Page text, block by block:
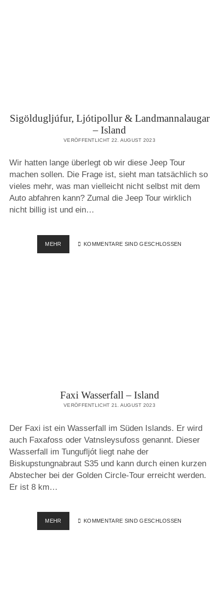
Sigöldugljúfur, Ljótipollur & Landmannalaugar
– Island
VERÖFFENTLICHT 22. AUGUST 2023
Wir hatten lange überlegt ob wir diese Jeep Tour
machen sollen. Die Frage ist, sieht man tatsächlich so
vieles mehr, was man vielleicht nicht selbst mit dem
Auto abfahren kann? Zumal die Jeep Tour wirklich
nicht billig ist und ein…
MEHR SIGÖLDUGLJÚFUR,
LJÓTIPOLLUR
KOMMENTARE SIND GESCHLOSSEN
Faxi Wasserfall – Island
VERÖFFENTLICHT 21. AUGUST 2023
Der Faxi ist ein Wasserfall im Süden Islands. Er wird
auch Faxafoss oder Vatnsleysufoss genannt. Dieser
Wasserfall im Tungufljót liegt nahe der
Biskupstungnabraut S35 und kann durch einen kurzen
Abstecher bei der Golden Circle-Tour erreicht werden.
Er ist 8 km…
MEHR
WASSERFALL
KOMMENTARE SIND GESCHLOSSEN